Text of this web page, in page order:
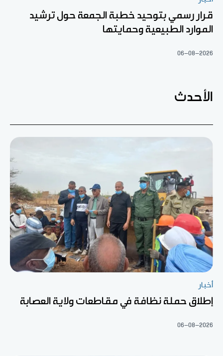
قرار رسمي بتوحيد خطبة الجمعة حول ترشيد
الموارد الطبيعية وحمايتها
06-08-2026
الأحدث
أخبار
إطلاق حملة نظافة في مقاطعات ولاية العصابة
06-08-2026